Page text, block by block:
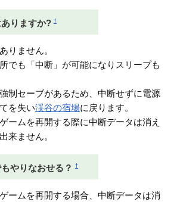
りますか? †
りません。
でも「中断」が可能になりスリープも
制セーブがあるため、中断せずに電源
を失い渓谷の宿場に戻ります。
ームを再開する際に中断データは消え
来ません。
やりなおせる？ †
ームを再開する場合、中断データは消